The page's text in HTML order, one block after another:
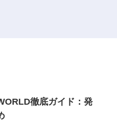
徹底ガイド：発